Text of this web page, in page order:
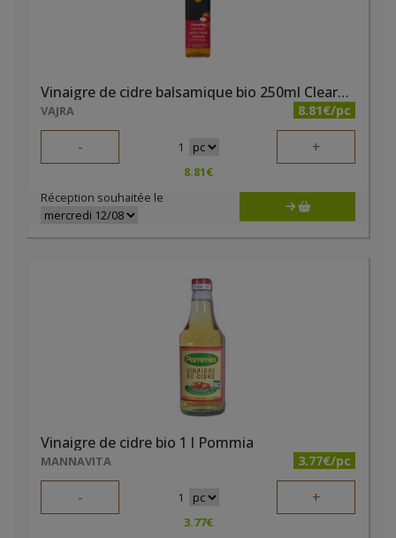
Vinaigre de cidre balsamique bio 250ml Clearspring
VAJRA 8.81€/pc
- 1 +
8.81€
Réception souhaitée le
Vinaigre de cidre bio 1 l Pommia
MANNAVITA 3.77€/pc
- 1 +
3.77€